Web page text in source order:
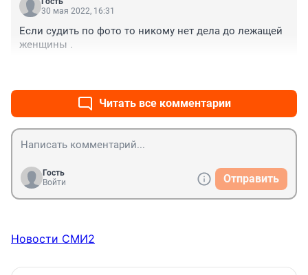
30 мая 2022, 16:31
Если судить по фото то никому нет дела до лежащей
женщины .
Читать все комментарии
Гость
Войти
Отправить
Новости СМИ2